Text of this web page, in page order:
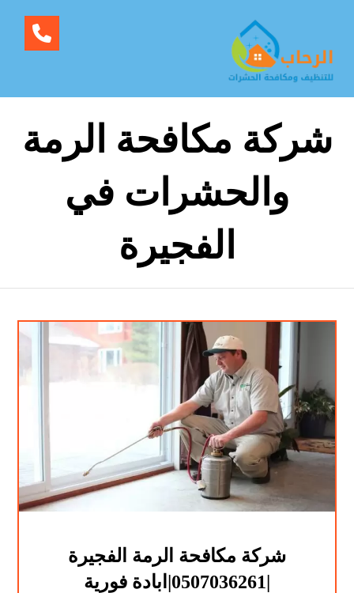
شركة مكافحة الرمة
والحشرات في
الفجيرة
شركة مكافحة الرمة الفجيرة
|0507036261|ابادة فورية